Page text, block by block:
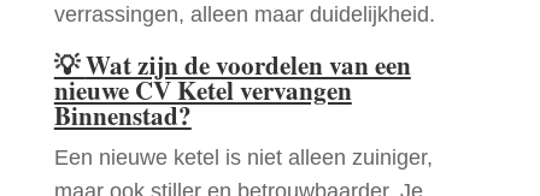
verrassingen, alleen maar duidelijkheid.
💡Wat zijn de voordelen van een
nieuwe CV Ketel vervangen
Binnenstad?
Een nieuwe ketel is niet alleen zuiniger,
maar ook stiller en betrouwbaarder. Je